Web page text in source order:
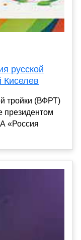
русской
Киселев
тройки (ВФРТ)
президентом
«Россия